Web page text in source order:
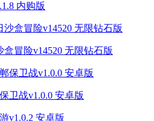
内购版
冒险v14520 无限钻石版
卫战v1.0.0 安卓版